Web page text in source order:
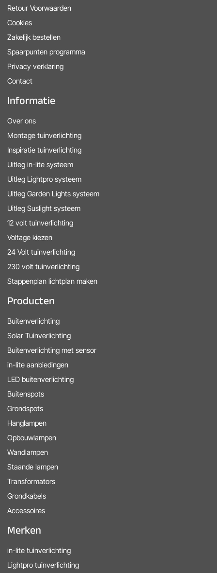
Retour Voorwaarden
Cookies
Zakelijk bestellen
Spaarpunten programma
Privacy verklaring
Contact
Informatie
Over ons
Montage tuinverlichting
Inspiratie tuinverlichting
Uitleg in-lite systeem
Uitleg Lightpro systeem
Uitleg Garden Lights systeem
Uitleg Suslight systeem
12 volt tuinverlichting
Voltage kiezen
24 Volt tuinverlichting
230 volt tuinverlichting
Stappenplan lichtplan maken
Producten
Buitenverlichting
Solar Tuinverlichting
Buitenverlichting met sensor
in-lite aanbiedingen
LED buitenverlichting
Buitenspots
Grondspots
Hanglampen
Opbouwlampen
Wandlampen
Staande lampen
Transformators
Grondkabels
Accessoires
Merken
in-lite tuinverlichting
Lightpro tuinverlichting